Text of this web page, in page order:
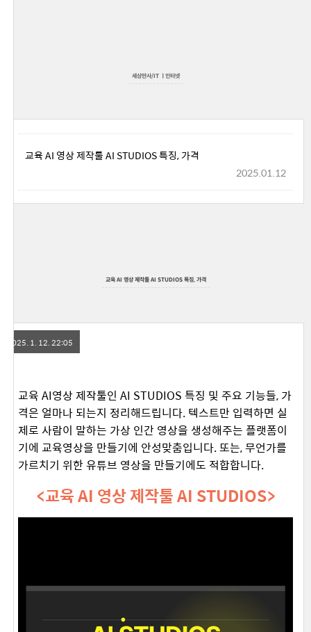
세상만사/IT ㅣ인터넷
교육 AI 영상 제작툴 AI STUDIOS 특징, 가격
2025.01.12
교육 AI 영상 제작툴 AI STUDIOS 특징, 가격
2025. 1. 12. 22:05
교육 AI영상 제작툴인 AI STUDIOS 특징 및 주요 기능들, 가
격은 얼마나 되는지 정리해드립니다. 텍스트만 입력하면 실
제로 사람이 말하는 가상 인간 영상을 생성해주는 플랫폼이
기에 교육영상을 만들기에 안성맞춤입니다. 또는, 무언가를
가르치기 위한 유튜브 영상을 만들기에도 적합합니다.
<교육 AI 영상 제작툴 AI STUDIOS>